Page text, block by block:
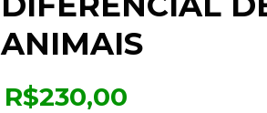
ANIMAIS
R$230,00